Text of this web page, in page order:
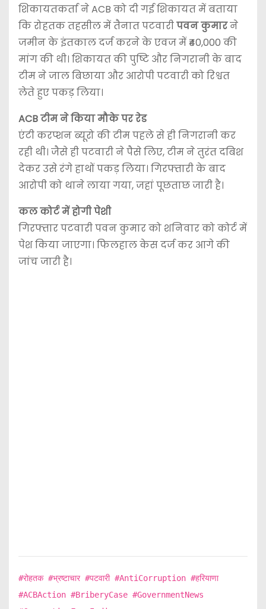
शिकायतकर्ता ने ACB को दी गई शिकायत में बताया
कि रोहतक तहसील में तैनात पटवारीपवन कुमारने
जमीन के इंतकाल दर्ज करने के एवज में ₹40,000 की
मांग की थी। शिकायत की पुष्टि और निगरानी के बाद
टीम ने जाल बिछाया और आरोपी पटवारी को रिश्वत
लेते हुए पकड़ लिया।
ACB टीम ने किया मौके पर रेड
एंटी करप्शन ब्यूरो की टीम पहले से ही निगरानी कर
रही थी। जैसे ही पटवारी ने पैसे लिए, टीम ने तुरंत दबिश
देकर उसे रंगे हाथों पकड़ लिया। गिरफ्तारी के बाद
आरोपी को थाने लाया गया, जहां पूछताछ जारी है।
कल कोर्ट में होगी पेशी
गिरफ्तार पटवारी पवन कुमार को शनिवार को कोर्ट में
पेश किया जाएगा। फिलहाल केस दर्ज कर आगे की
जांच जारी है।
#रोहतक #भ्रष्टाचार #पटवारी #AntiCorruption #हरियाणा
#ACBAction #BriberyCase #GovernmentNews